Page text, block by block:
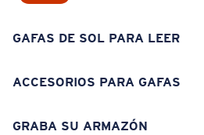
GAFAS DE SOL PARA LEER
ACCESORIOS PARA GAFAS
GRABA SU ARMAZÓN